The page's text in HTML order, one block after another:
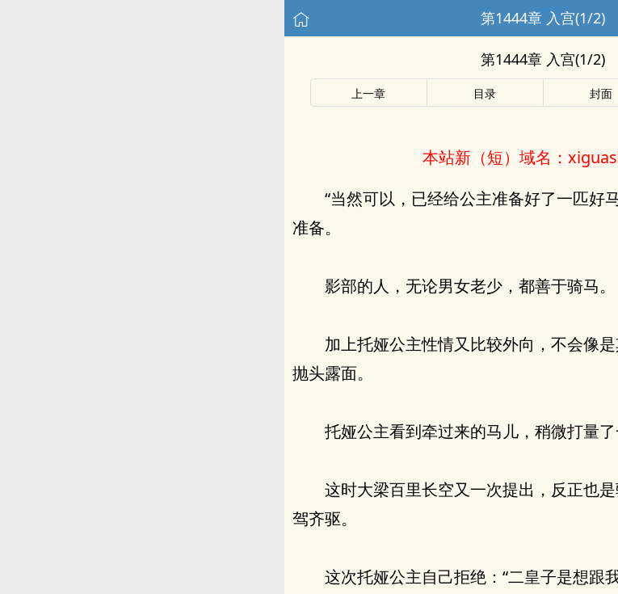
第1444章 入宫(1/2)
第1444章 入宫(1/2)
上一章 目录 封面
本站新（短）域名：
“当然可以，已经给公主准备好了一匹好
准备。
影部的人，无论男女老少，都善于骑马。
加上托娅公主性情又比较外向，不会像
抛头露面。
托娅公主看到牵过来的马儿，稍微打量了
这时大梁百里长空又一次提出，反正也
驾齐驱。
这次托娅公主自己拒绝：“二皇子是想跟